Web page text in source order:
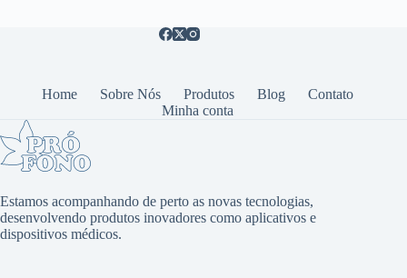
Home Sobre Nós Produtos Blog
Contato
Minha conta
Estamos acompanhando de perto as novas tecnologias,
desenvolvendo produtos inovadores como aplicativos e
dispositivos médicos.